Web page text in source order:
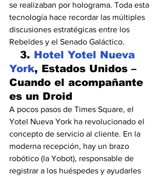
se realizaban por holograma. Toda esta
tecnología hace recordar las múltiples
discusiones estratégicas entre los
Rebeldes y el Senado Galáctico.
3. Hotel Yotel Nueva
York, Estados Unidos –
Cuando el acompañante
es un Droid
A pocos pasos de Times Square, el
Yotel Nueva York ha revolucionado el
concepto de servicio al cliente. En la
moderna recepción, hay un brazo
robótico (la Yobot), responsable de
registrar a los huéspedes y ayudarles